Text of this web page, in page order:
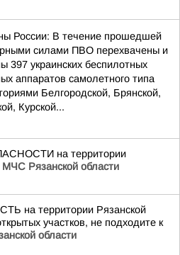
России: В течение прошедшей
силами ПВО перехвачены и
397 украинских беспилотных
аппаратов самолетного типа
Белгородской, Брянской,
Курской...
на территории
МЧС Рязанской области
на территории Рязанской
участков, не подходите к
области